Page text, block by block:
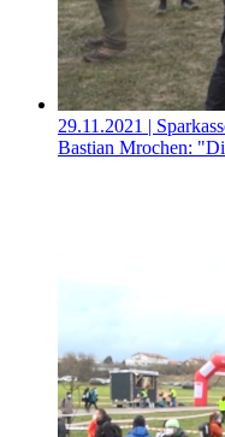
29.11.2021 |
Bastian Mrochen: